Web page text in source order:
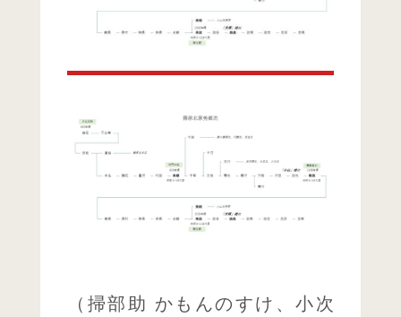
（掃部助 かもんのすけ、小次